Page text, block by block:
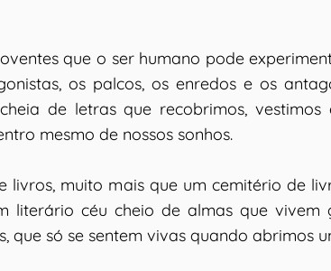
que o ser humano pode
os palcos, os enredos e os
de letras que recobrimos,
mesmo de nossos sonhos.
muito mais que um cemitério de
céu cheio de almas que vivem
só se sentem vivas quando abrimos